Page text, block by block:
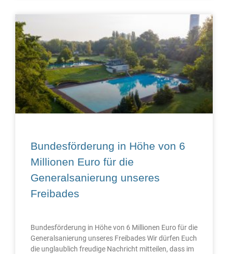
Bundesförderung in Höhe von 6
Millionen Euro für die
Generalsanierung unseres
Freibades
Bundesförderung in Höhe von 6 Millionen Euro für die
Generalsanierung unseres Freibades Wir dürfen Euch
die unglaublich freudige Nachricht mitteilen, dass im